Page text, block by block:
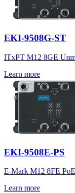
EKI-9508G-ST
ITxPT M12 8GE
Learn more
EKI-9508E-PS
E-Mark M12 8FE
Learn more